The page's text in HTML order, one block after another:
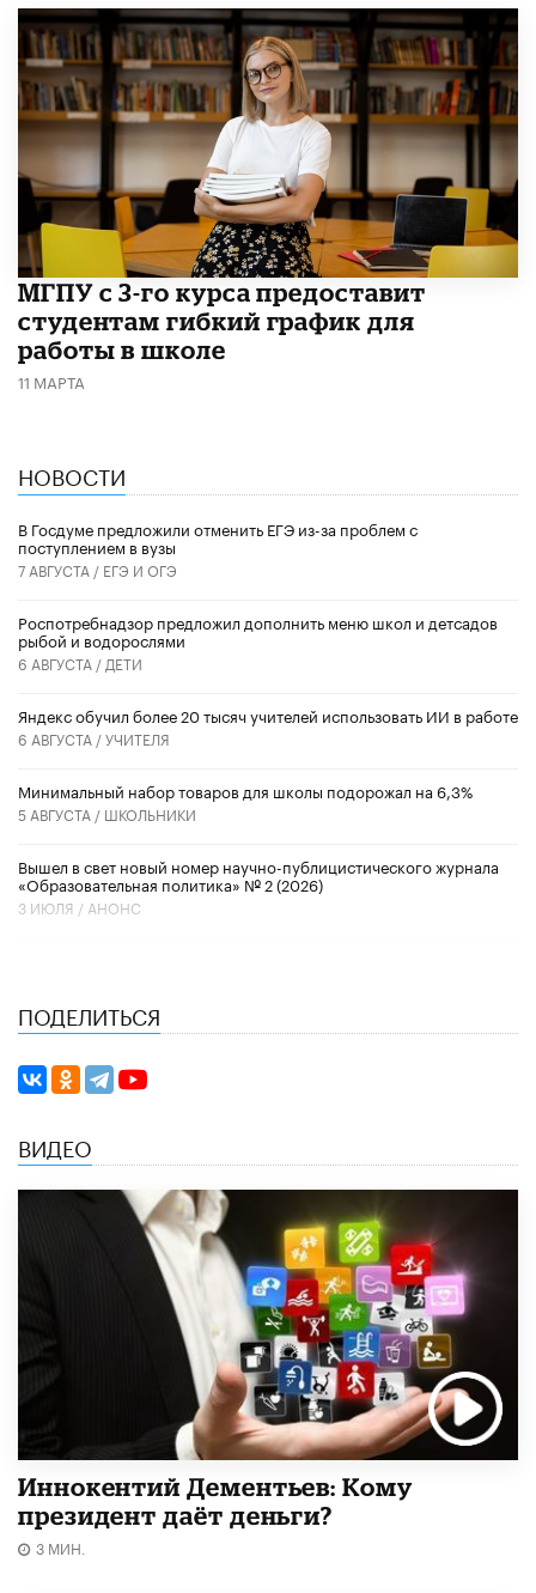
МГПУ с 3-го курса предоставит
студентам гибкий график для
работы в школе
11 МАРТА
НОВОСТИ
В Госдуме предложили отменить ЕГЭ из-за проблем с
поступлением в вузы
7 АВГУСТА / ЕГЭ И ОГЭ
Роспотребнадзор предложил дополнить меню школ и детсадов
рыбой и водорослями
6 АВГУСТА / ДЕТИ
​Яндекс обучил более 20 тысяч учителей использовать ИИ в работе
6 АВГУСТА /УЧИТЕЛЯ
Минимальный набор товаров для школы подорожал на 6,3%
5 АВГУСТА / ШКОЛЬНИКИ
Вышел в свет новый номер научно-публицистического журнала
«Образовательная политика» № 2 (2026)
3 ИЮЛЯ / АНОНС
ПОДЕЛИТЬСЯ
ВИДЕО
Иннокентий Дементьев: Кому
президент даёт деньги?
3 МИН.